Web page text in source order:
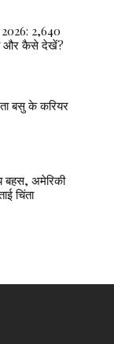
2,640
और कैसे देखें?
बसु के करियर
बहस, अमेरिकी
चिंता